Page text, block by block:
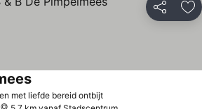
Delen
met liefde bereid ontbijt